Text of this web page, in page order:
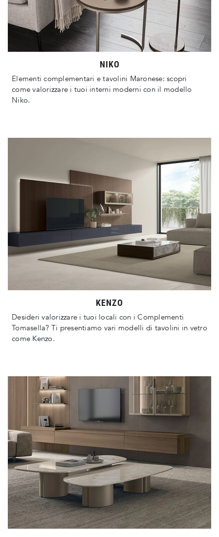
NIKO
Elementi complementari e tavolini Maronese: scopri
come valorizzare i tuoi interni moderni con il modello
Niko.
KENZO
Desideri valorizzare i tuoi locali con i Complementi
Tomasella? Ti presentiamo vari modelli di tavolini in vetro
come Kenzo.